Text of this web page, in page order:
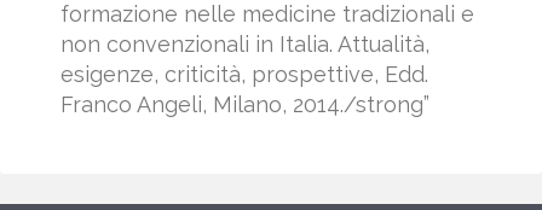
formazione nelle medicine tradizionali e
non convenzionali in Italia. Attualità,
esigenze, criticità, prospettive, Edd.
Franco Angeli, Milano, 2014./strong”